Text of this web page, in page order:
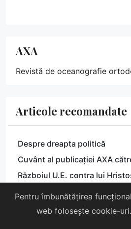
AXA
Revistă de oceanografie
Articole recomandate
Despre dreapta politică
Cuvânt al publicației AXA
Războiul U.E. contra lui
A fi sau a părea. Despre omul
Câteva cuvinte despre lume,
revoluție și despre ultimul om
Pentru îmbunătățirea
web folosește cookie-uri.